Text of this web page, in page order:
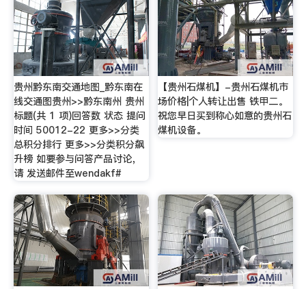
贵州黔东南交通地图_黔东南在
线交通图贵州>>黔东南州 贵州
标题(共 1 项)回答数 状态 提问
时间 50012-22 更多>>分类
总积分排行 更多>>分类积分飙
升榜 如要参与问答产品讨论，
请 发送邮件至wendakf#
【贵州石煤机】-贵州石煤机市
场价格|个人转让出售 铁甲二。
祝您早日买到称心如意的贵州石
煤机设备。